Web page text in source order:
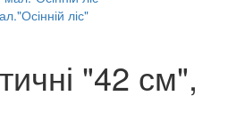
ліс"
"42 см",